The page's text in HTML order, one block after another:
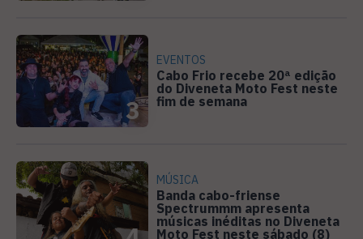
3
EVENTOS
Cabo Frio recebe 20ª edição
do Diveneta Moto Fest neste
fim de semana
MÚSICA
Banda cabo-friense
Spectrummm apresenta
músicas inéditas no Diveneta
Moto Fest neste sábado (8)